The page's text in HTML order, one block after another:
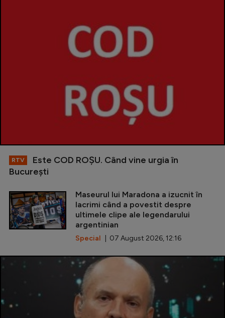
RTV
Este COD ROŞU. Când vine urgia în
Bucureşti
Maseurul lui Maradona a izucnit în
lacrimi când a povestit despre
ultimele clipe ale legendarului
argentinian
Special | 07 August 2026, 12:16